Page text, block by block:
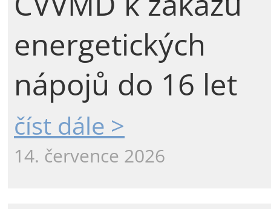
energetických
nápojů do 16 let
číst dále >
14. července 2026